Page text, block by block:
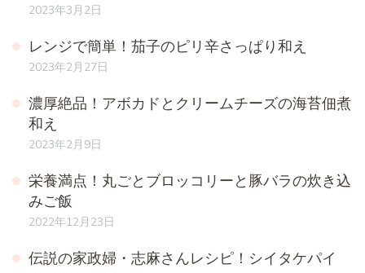
2023年3月2日
レンジで簡単！茄子のピリ辛さっぱり和え
2023年2月27日
濃厚絶品！アボカドとクリームチーズの海苔佃煮
和え
2023年2月9日
栄養満点！丸ごとブロッコリーと豚バラの炊き込
みご飯
2022年12月23日
伝説の家政婦・志麻さんレシピ！シイタケパイ